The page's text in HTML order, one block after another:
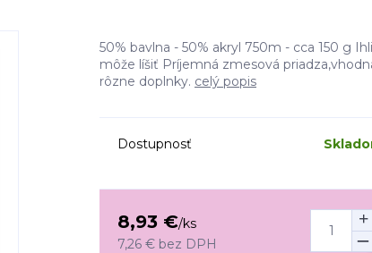
50% bavlna - 50% akryl 750m - cca 150 g
môže líšiť Príjemná zmesová
rôzne doplnky. celý popis
Dostupnosť
8,93 €/ks
7,26 € bez DPH